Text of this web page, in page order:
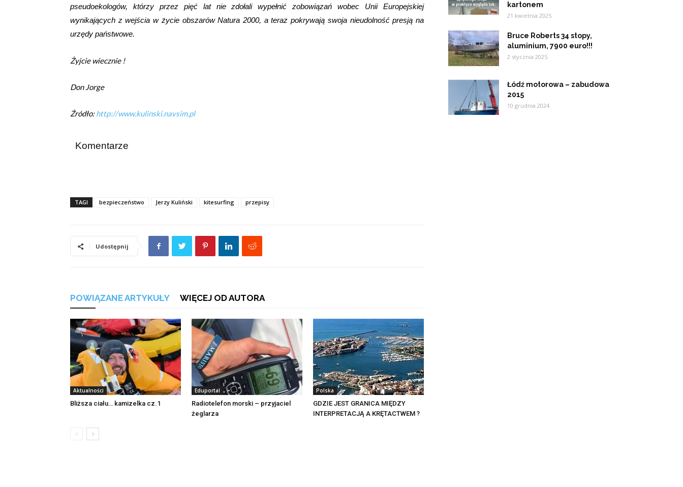
pseudoekologów, którzy przez pięć lat nie zdołali wypełnić zobowiązań wobec Unii Europejskiej
wynikających z wejścia w życie obszarów Natura 2000, a teraz pokrywają swoja nieudolność presją na
urzędy państwowe.
Żyjcie wiecznie !
Don Jorge
Źródło:http://www.kulinski.navsim.pl
Komentarze
TAGI bezpieczeństwo Jerzy Kuliński kitesurfing przepisy
Udostępnij
POWIĄZANE ARTYKUŁY WIĘCEJ OD AUTORA
Aktualności
Bliższa ciału… kamizelka cz.1
Eduportal
Radiotelefon morski – przyjaciel
żeglarza
Polska
GDZIE JEST GRANICA MIĘDZY
INTERPRETACJĄ A KRĘTACTWEM ?
kartonem
21 kwietnia 2025
Bruce Roberts 34 stopy,
aluminium, 7900 euro!!!
2 stycznia 2025
Łódź motorowa – zabudowa
2015
10 grudnia 2024